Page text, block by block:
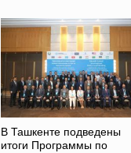
В Ташкенте подведены
итоги Программы по